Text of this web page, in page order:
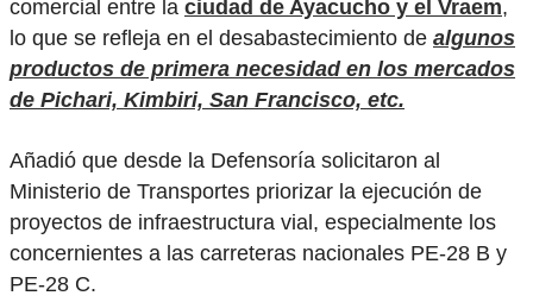
comercial entre la ciudad de Ayacucho y el Vraem,
lo que se refleja en el desabastecimiento de algunos
productos de primera necesidad en los mercados
de Pichari, Kimbiri, San Francisco, etc.
Añadió que desde la Defensoría solicitaron al
Ministerio de Transportes priorizar la ejecución de
proyectos de infraestructura vial, especialmente los
concernientes a las carreteras nacionales PE-28 B y
PE-28 C.